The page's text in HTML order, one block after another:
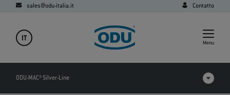
sales@odu-italia.it Contatto
IT
Menu
ODU-MAC® Silver-Line